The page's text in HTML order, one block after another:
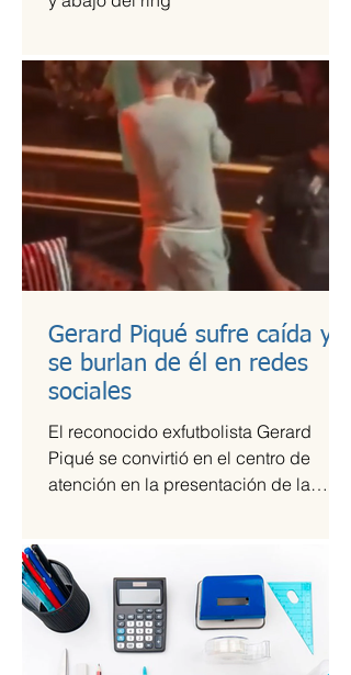
Gerard Piqué sufre caída y
se burlan de él en redes
sociales
El reconocido exfutbolista Gerard
Piqué se convirtió en el centro de
atención en la presentación de la